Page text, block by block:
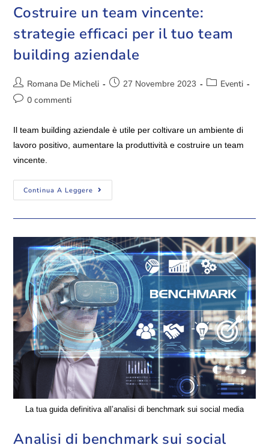
Costruire un team vincente:
strategie efficaci per il tuo team
building aziendale
Romana De Micheli 27 Novembre 2023
Eventi
0 commenti
Il team building aziendale è utile per coltivare un ambiente di
lavoro positivo, aumentare la produttività e costruire un team
vincente.
Continua A Leggere
La tua guida definitiva all’analisi di benchmark sui social media
Analisi di benchmark sui social